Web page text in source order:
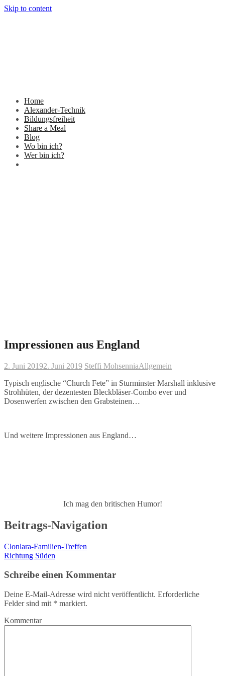
Skip to content
Home
Alexander-Technik
Bildungsfreiheit
Share a Meal
Blog
Wo bin ich?
Wer bin ich?
Impressionen aus England
2. Juni 20192. Juni 2019 Steffi MohsenniaAllgemein
Typisch englische “Church Fete” in Sturminster Marshall inklusive
Strohhüten, der dezentesten Bleckbläser-Combo ever und
Dosenwerfen zwischen den Grabsteinen…
Und weitere Impressionen aus England…
Ich mag den britischen Humor!
Beitrags-Navigation
Clonlara-Familien-Treffen
Richtung Süden
Schreibe einen Kommentar
Deine E-Mail-Adresse wird nicht veröffentlicht. Erforderliche
Felder sind mit * markiert.
Kommentar